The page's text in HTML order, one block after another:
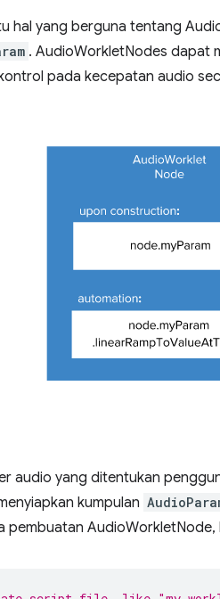
hal yang berguna tentang
. AudioWorkletNodes dapat
pada kecepatan audio
audio yang ditentukan
kumpulan
pembuatan